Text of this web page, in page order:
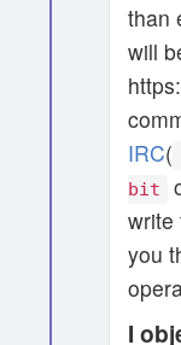
than
will
IRC(
bit
write
you
I